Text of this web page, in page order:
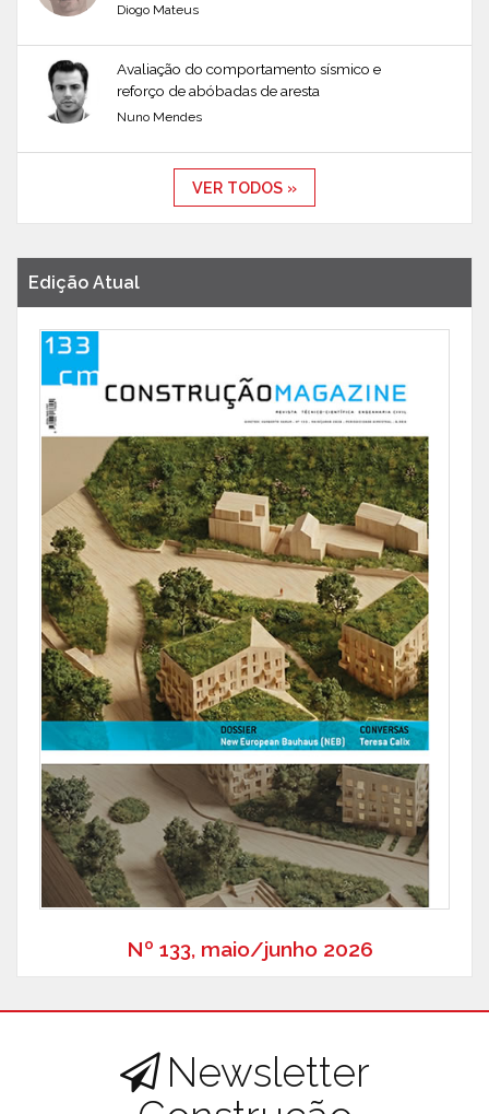
Diogo Mateus
Avaliação do comportamento sísmico e
reforço de abóbadas de aresta
Nuno Mendes
VER TODOS »
Edição Atual
Nº 133, maio/junho 2026
Newsletter